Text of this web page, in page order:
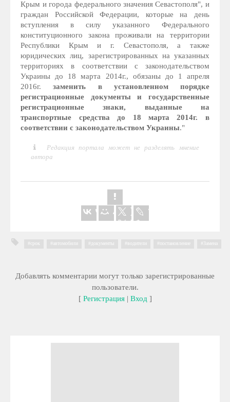
Крым и города федерального значения Севастополя", и
граждан Российской Федерации, которые на день
вступления в силу указанного Федерального
конституционного закона проживали на территории
Республики Крым и г. Севастополя, а также
юридических лиц, зарегистрированных на указанных
территориях в соответствии с законодательством
Украины до 18 марта 2014г., обязаны до 1 апреля
2016г.заменить в установленном порядке
регистрационные документы и государственные
регистрационные знаки, выданные на
транспортные средства до 18 марта 2014г. в
соответствии с законодательством Украины."
Редакция портала может не разделять мнение
автора
срок автомобили документы водители постановление Замена
Добавлять комментарии могут только зарегистрированные
пользователи.
[ Регистрация| Вход ]